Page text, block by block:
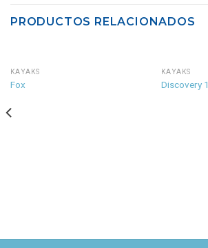
PRODUCTOS RELACIONADOS
KAYAKS
Fox
KAYAKS
Discovery 1